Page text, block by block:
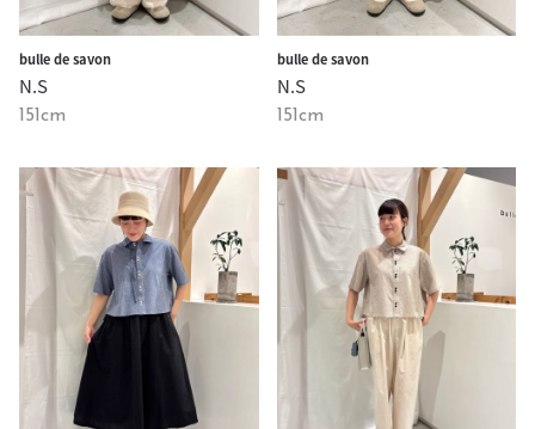
bulle de savon
N.S
151cm
bulle de savon
N.S
151cm